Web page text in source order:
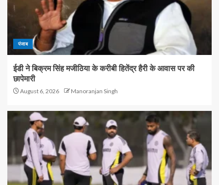
पंजाब
ईडी ने बिक्रम सिंह मजीठिया के करीबी हितेंद्र हैरी के आवास पर की
छापेमारी
August 6, 2026 Manoranjan Singh